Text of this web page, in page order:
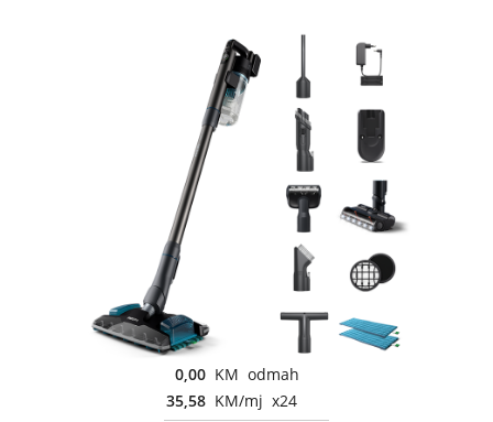
0,00 KM odmah
35,58 KM/mj x24